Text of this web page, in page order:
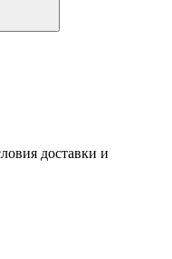
доставки и